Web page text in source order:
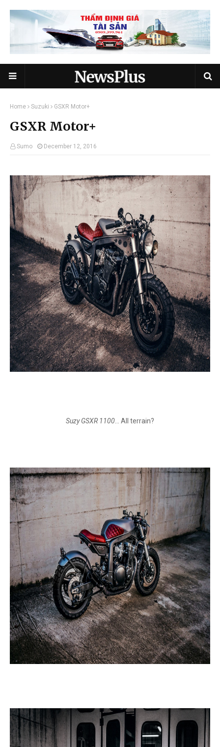
Home Suzuki GSXR Motor+
GSXR Motor+
Sumo December 12, 2016
Suzy GSXR 1100 ... All terrain?